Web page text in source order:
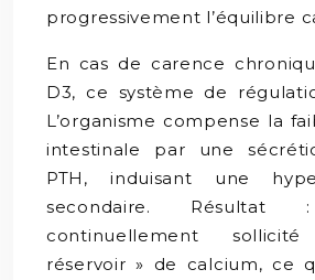
progressivement l’équilibre
En cas de carence
D3, ce système de
L’organisme compense la
intestinale par une
PTH, induisant une
secondaire.
continuellement
réservoir » de calcium, ce